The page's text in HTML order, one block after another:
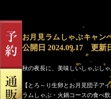
お月見ラムしゃぶキャン
公開日 2024.09.17更新
秋の夜長に、美味しいしゃぶし
【とろ～り生卵とお月見団子アイ
ラムしゃぶ・火鍋コースの食べ飲